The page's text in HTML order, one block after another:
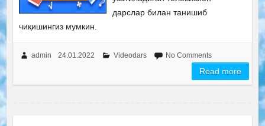
дарслар билан танишиб
чиқишингиз мумкин.
admin 24.01.2022 Videodars No Comments
Read more